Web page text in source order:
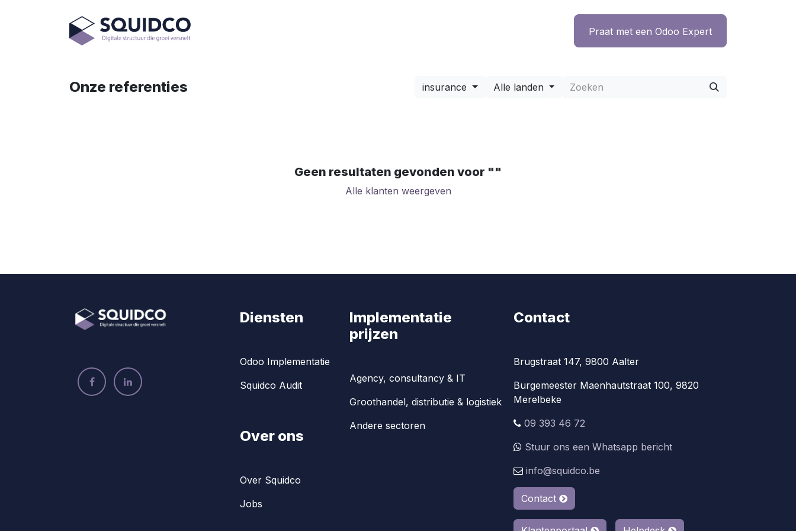
Praat met een Odoo Expert
Onze referenties insurance Alle landen
Geen resultaten gevonden voor ""
Alle klanten weergeven
Diensten
Odoo Implementatie
Squidco Audit
Contact
Brugstraat 147, 9800 Aalter
Burgemeester Maenhautstraat 100, 9820
Merelbeke
09 393 46 72
Stuur ons een Whatsapp bericht
info@squidco.be
Contact
Over ons
Over Squidco
Jobs
Implementatie
prijzen
Agency, consultancy & IT
Groothandel, distributie & logistiek
Andere sectoren